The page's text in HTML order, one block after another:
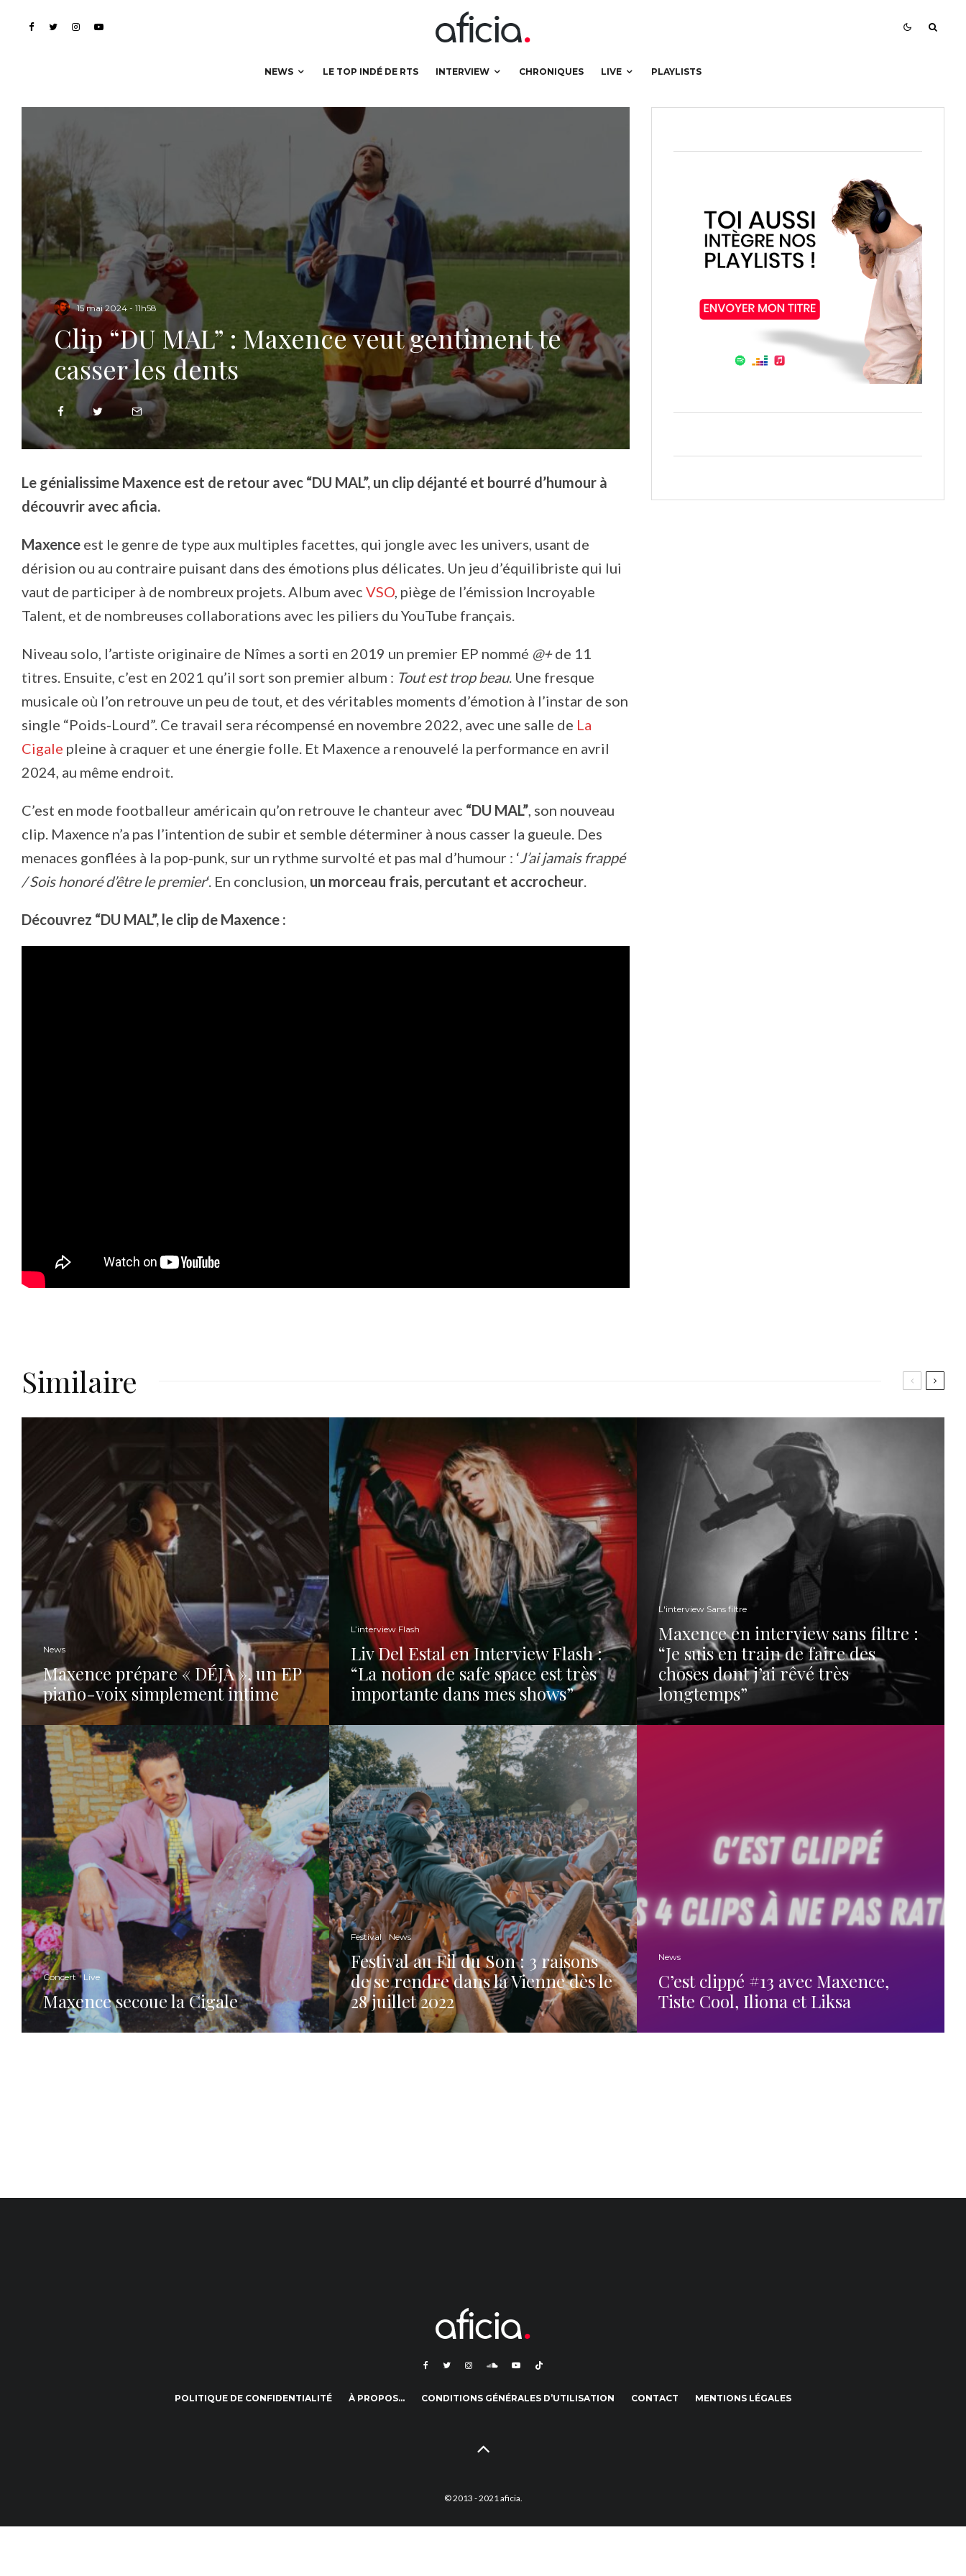
NEWS LE TOP INDÉ DE RTS INTERVIEW CHRONIQUES LIVE PLAYLISTS
15 mai 2024 - 11h58
Clip “DU MAL” : Maxence veut gentiment te
casser les dents
Le génialissime Maxence est de retour avec “DU MAL”, un clip déjanté et bourré d’humour à
découvrir avec aficia.
Maxence est le genre de type aux multiples facettes, qui jongle avec les univers, usant de
dérision ou au contraire puisant dans des émotions plus délicates. Un jeu d’équilibriste qui lui
vaut de participer à de nombreux projets. Album avec VSO, piège de l’émission Incroyable
Talent, et de nombreuses collaborations avec les piliers du YouTube français.
Niveau solo, l’artiste originaire de Nîmes a sorti en 2019 un premier EP nommé @+de 11
titres. Ensuite, c’est en 2021 qu’il sort son premier album : Tout est trop beau. Une fresque
musicale où l’on retrouve un peu de tout, et des véritables moments d’émotion à l’instar de son
single “Poids-Lourd”. Ce travail sera récompensé en novembre 2022, avec une salle de La
Cigale pleine à craquer et une énergie folle. Et Maxence a renouvelé la performance en avril
2024, au même endroit.
C’est en mode footballeur américain qu’on retrouve le chanteur avec “DU MAL”, son nouveau
clip. Maxence n’a pas l’intention de subir et semble déterminer à nous casser la gueule. Des
menaces gonflées à la pop-punk, sur un rythme survolté et pas mal d’humour : ‘J’ai jamais frappé
/ Sois honoré d’être le premier‘. En conclusion, un morceau frais, percutant et accrocheur.
Découvrez “DU MAL”, le clip de Maxence :
Similaire
News
Maxence prépare « DÉJÀ », un EP
piano-voix simplement intime
L’interview Flash
Liv Del Estal en Interview Flash :
“La notion de safe space est très
importante dans mes shows”
L'interview Sans filtre
Maxence en interview sans filtre :
“Je suis en train de faire des
choses dont j’ai rêvé très
longtemps”
Concert Live
Maxence secoue la Cigale
Festival News
Festival au Fil du Son : 3 raisons
de se rendre dans la Vienne dès le
28 juillet 2022
News
C’est clippé #13 avec Maxence,
Tiste Cool, Iliona et Liksa
POLITIQUE DE CONFIDENTIALITÉ À PROPOS… CONDITIONS GÉNÉRALES D’UTILISATION CONTACT MENTIONS LÉGALES
© 2013 - 2021 aficia.